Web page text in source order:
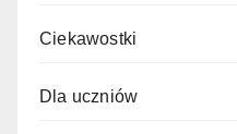
Ciekawostki
Dla uczniów